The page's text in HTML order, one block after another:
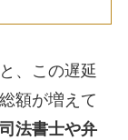
、この遅延
額が増えて
法書士や弁